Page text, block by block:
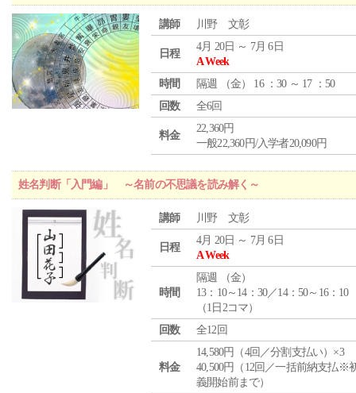
講師 川野 文彰
日程
4月 20日 ～ 7月 6日
A Week
時間
隔週 （金） 16 ：30 ～ 17 ：50
回数
全6回
料金
22,360円
一般22,360円/入学者20,090円
姓名判断「入門編」 ～名前の不思議を読み解く～
講師 川野 文彰
日程
4月 20日 ～ 7月 6日
A Week
時間
隔週 （金）
13：10～14：30／14：50～16：10
（1日2コマ）
回数
全12回
料金
14,580円（4回／分割支払い）×3
40,500円（12回／一括前納支払※
義開始前まで）